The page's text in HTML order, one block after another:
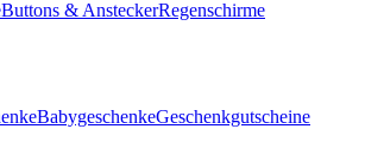
Buttons & AnsteckerRegenschirme
BabygeschenkeGeschenkgutscheine